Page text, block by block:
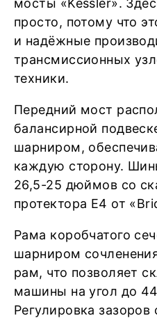
мосты «Kessler».
просто, потому что
и надёжные
трансмиссионных
техники.
Передний мост
балансирной
шарниром,
каждую сторону.
26,5-25 дюймов со
протектора Е4 от
Рама коробчатого
шарниром
рам, что позволяет
машины на угол до
Регулировка зазоров